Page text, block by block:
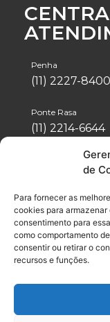
de
Para fornecer as
cookies para
consentimento para
como comportamento
consentir ou retirar o
recursos e funções.
Penha
(11) 2227-8400
Ponte Rasa
(11) 2214-6644
(11) 2942-1488
Vila Formosa
(11) 2076-4600
Neo Química Arena
(11) 2056-6100